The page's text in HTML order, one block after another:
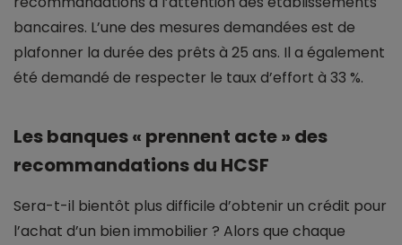
bancaires. L’une des mesures demandées est de
plafonner la durée des prêts à 25 ans. Il a également
été demandé de respecter le taux d’effort à 33 %.
Les banques « prennent acte » des
recommandations du HCSF
Sera-t-il bientôt plus difficile d’obtenir un crédit pour
l’achat d’un bien immobilier ? Alors que chaque